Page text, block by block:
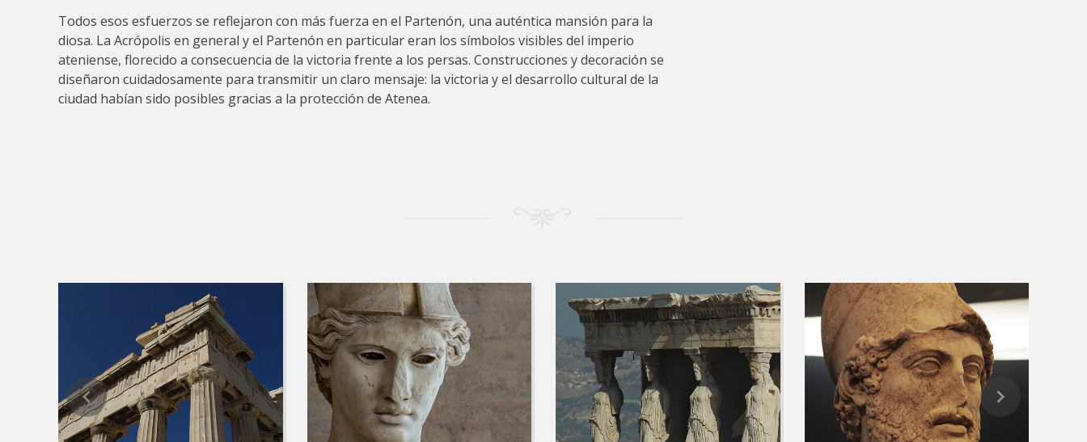
Todos esos esfuerzos se reflejaron con más fuerza en el Partenón, una auténtica mansión para la
diosa. La Acrópolis en general y el Partenón en particular eran los símbolos visibles del imperio
ateniense, florecido a consecuencia de la victoria frente a los persas. Construcciones y decoración se
diseñaron cuidadosamente para transmitir un claro mensaje: la victoria y el desarrollo cultural de la
ciudad habían sido posibles gracias a la protección de Atenea.